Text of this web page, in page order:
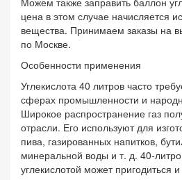
цена в этом случае начисляется
вещества. Принимаем заказы на
по Москве.
Особенности применения
Углекислота 40 литров часто
сферах промышленности и
Широкое распространение газ
отрасли. Его используют для
пива, газированных напитков,
минеральной воды и т. д. 40-
углекислотой может пригодиться